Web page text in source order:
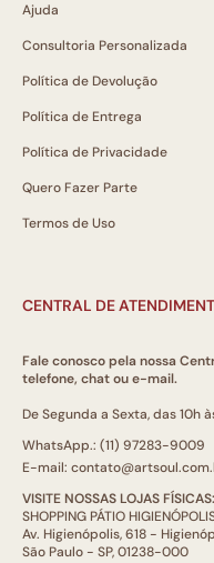
Ajuda
Consultoria Personalizada
Política de Devolução
Política de Entrega
Política de Privacidade
Quero Fazer Parte
Termos de Uso
CENTRAL DE
Fale conosco pela nossa
telefone, chat ou e-mail.
De Segunda a Sexta, das 10h
WhatsApp.: (11) 97283-9009
E-mail:
VISITE NOSSAS LOJAS FÍSICAS:
SHOPPING PÁTIO
Av. Higienópolis, 618 -
São Paulo - SP, 01238-000